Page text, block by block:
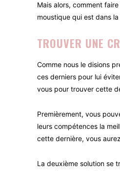
Mais alors, comment
moustique qui est dans
TROUVER UNE
Comme nous le disions
ces derniers pour lui
vous pour trouver cette
Premièrement, vous
leurs compétences la
cette dernière, vous
La deuxième solution se